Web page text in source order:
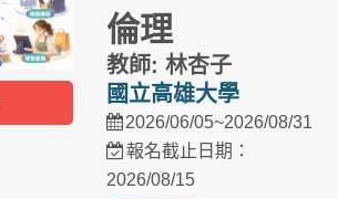
倫理
教師: 林杏子
國立高雄大學
2026/06/05~2026/08/31
報名截止日期：
2026/08/15